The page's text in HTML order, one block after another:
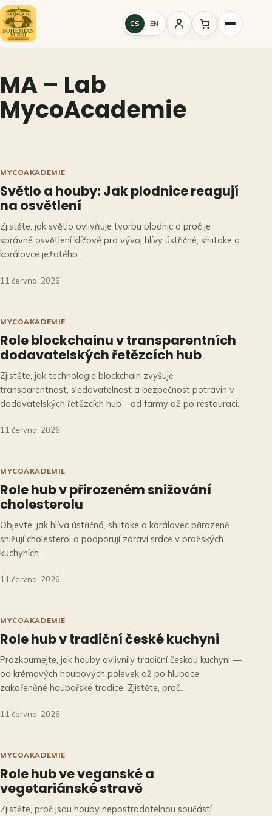
Přeskočit
na
obsah
CS EN
Přihlášení
MA – Lab
MycoAcademie
MYCOAKADEMIE
Světlo a houby: Jak plodnice reagují
na osvětlení
Zjistěte, jak světlo ovlivňuje tvorbu plodnic a proč je
správné osvětlení klíčové pro vývoj hlívy ústřičné, shiitake a
korálovce ježatého.
11 června, 2026
MYCOAKADEMIE
Role blockchainu v transparentních
dodavatelských řetězcích hub
Zjistěte, jak technologie blockchain zvyšuje
transparentnost, sledovatelnost a bezpečnost potravin v
dodavatelských řetězcích hub – od farmy až po restauraci.
11 června, 2026
MYCOAKADEMIE
Role hub v přirozeném snižování
cholesterolu
Objevte, jak hlíva ústřičná, shiitake a korálovec přirozeně
snižují cholesterol a podporují zdraví srdce v pražských
kuchyních.
11 června, 2026
MYCOAKADEMIE
Role hub v tradiční české kuchyni
Prozkoumejte, jak houby ovlivnily tradiční českou kuchyni —
od krémových houbových polévek až po hluboce
zakořeněné houbařské tradice. Zjistěte, proč…
11 června, 2026
MYCOAKADEMIE
Role hub ve veganské a
vegetariánské stravě
Zjistěte, proč jsou houby nepostradatelnou součástí